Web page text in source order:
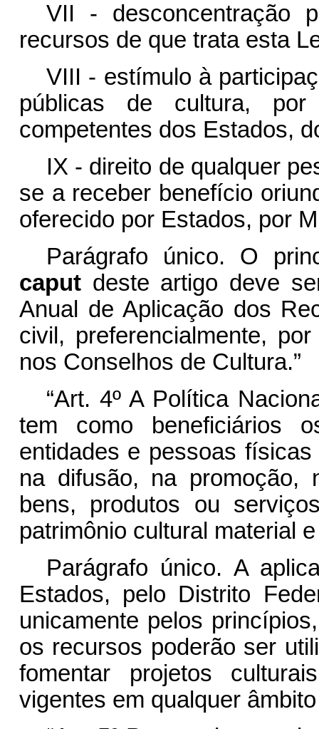
VII - desconcentração
recursos de que trata esta
VIII - estímulo à
públicas de cultura,
competentes dos Estados,
IX - direito de qualquer
se a receber benefício
oferecido por Estados, por
Parágrafo único. O
caputdeste artigo deve
Anual de Aplicação dos
civil, preferencialmente,
nos Conselhos de Cultura.”
“Art. 4º A Política
tem como beneficiários
entidades e pessoas
na difusão, na promoção,
bens, produtos ou
patrimônio cultural material
Parágrafo único. A
Estados, pelo Distrito
unicamente pelos
os recursos poderão ser
fomentar projetos
vigentes em qualquer